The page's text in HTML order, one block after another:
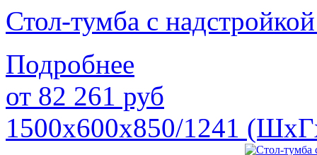
Стол-тумба с
Подробнее
от 82 261 руб
1500х600х850/1241